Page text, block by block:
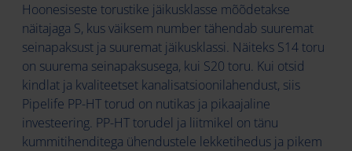
Hoonesiseste torustike jäikusklasse mõõdetakse
näitajaga S, kus väiksem number tähendab suuremat
seinapaksust ja suuremat jäikusklassi. Näiteks S14 toru
on suurema seinapaksusega, kui S20 toru. Kui otsid
kindlat ja kvaliteetset kanalisatsioonilahendust, siis
Pipelife PP-HT torud on nutikas ja pikaajaline
investeering. PP-HT torudel ja liitmikel on tänu
kummitihenditega ühendustele lekketihedus ja pikem